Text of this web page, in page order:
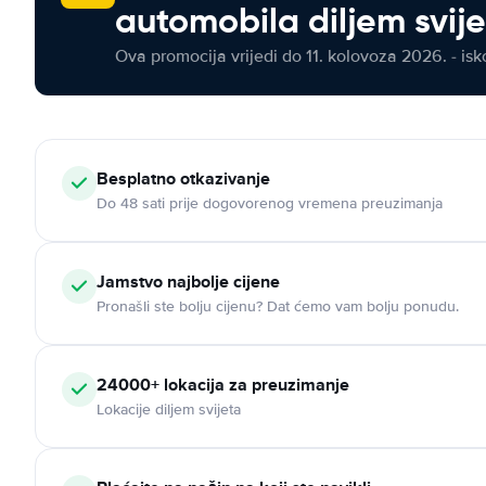
automobila diljem
Ova promocija vrijedi do 11. kolovoza 2026. -
Besplatno otkazivanje
Do 48 sati prije dogovorenog vremena preuzimanja
Jamstvo najbolje cijene
Pronašli ste bolju cijenu? Dat ćemo vam bolju ponudu.
24000+ lokacija za preuzimanje
Lokacije diljem svijeta